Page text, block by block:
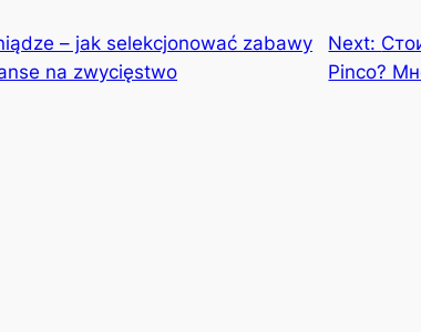
– jak selekcjonować zabawy
na zwycięstwo
Next:
Pinco?